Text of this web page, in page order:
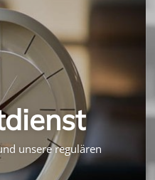
unsere regulären